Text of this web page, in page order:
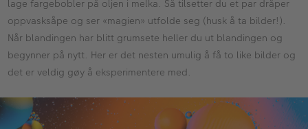
lage fargebobler på oljen i melka. Så tilsetter du et par dråper
oppvasksåpe og ser «magien» utfolde seg (husk å ta bilder!).
Når blandingen har blitt grumsete heller du ut blandingen og
begynner på nytt. Her er det nesten umulig å få to like bilder og
det er veldig gøy å eksperimentere med.